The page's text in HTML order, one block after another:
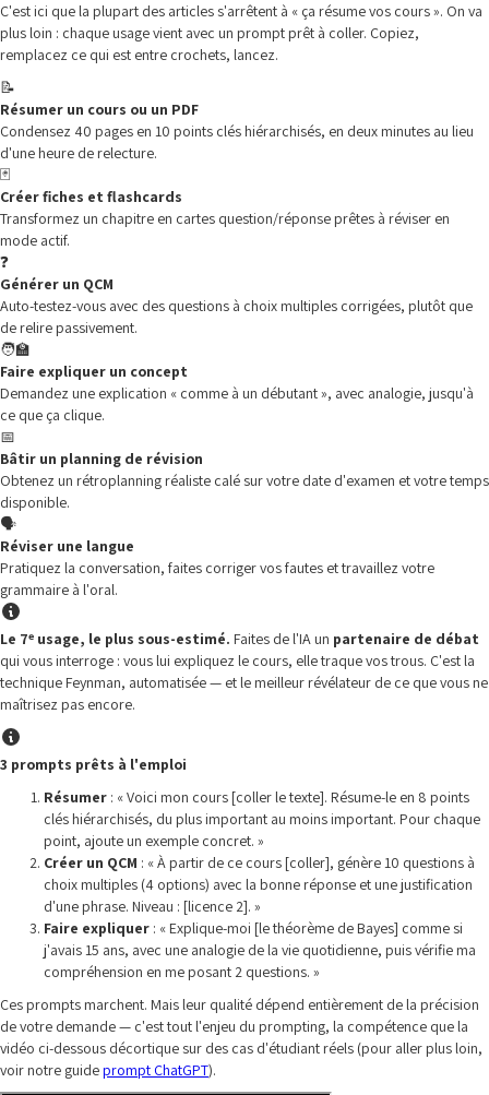
C'est ici que la plupart des articles s'arrêtent à « ça résume vos cours ». On va
plus loin : chaque usage vient avec un prompt prêt à coller. Copiez,
remplacez ce qui est entre crochets, lancez.
📝
Résumer un cours ou un PDF
Condensez 40 pages en 10 points clés hiérarchisés, en deux minutes au lieu
d'une heure de relecture.
🃏
Créer fiches et flashcards
Transformez un chapitre en cartes question/réponse prêtes à réviser en
mode actif.
❓
Générer un QCM
Auto-testez-vous avec des questions à choix multiples corrigées, plutôt que
de relire passivement.
🧑‍🏫
Faire expliquer un concept
Demandez une explication « comme à un débutant », avec analogie, jusqu'à
ce que ça clique.
📅
Bâtir un planning de révision
Obtenez un rétroplanning réaliste calé sur votre date d'examen et votre temps
disponible.
🗣️
Réviser une langue
Pratiquez la conversation, faites corriger vos fautes et travaillez votre
grammaire à l'oral.
Le 7ᵉ usage, le plus sous-estimé. Faites de l'IA un partenaire de débat
qui vous interroge : vous lui expliquez le cours, elle traque vos trous. C'est la
technique Feynman, automatisée — et le meilleur révélateur de ce que vous ne
maîtrisez pas encore.
3 prompts prêts à l'emploi
Résumer : « Voici mon cours [coller le texte]. Résume-le en 8 points
clés hiérarchisés, du plus important au moins important. Pour chaque
point, ajoute un exemple concret. »
Créer un QCM : « À partir de ce cours [coller], génère 10 questions à
choix multiples (4 options) avec la bonne réponse et une justification
d'une phrase. Niveau : [licence 2]. »
Faire expliquer : « Explique-moi [le théorème de Bayes] comme si
j'avais 15 ans, avec une analogie de la vie quotidienne, puis vérifie ma
compréhension en me posant 2 questions. »
Ces prompts marchent. Mais leur qualité dépend entièrement de la précision
de votre demande — c'est tout l'enjeu du prompting, la compétence que la
vidéo ci-dessous décortique sur des cas d'étudiant réels (pour aller plus loin,
voir notre guideprompt ChatGPT).